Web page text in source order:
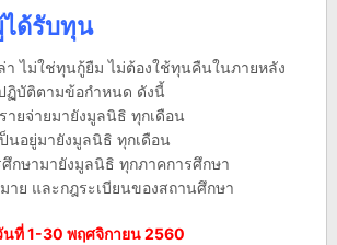
ด้รับทุน
า ไม่ใช่ทุนกู้ยืม ไม่ต้องใช้ทุนคืนในภายหลัง
ฏิบัติตามข้อกำหนด ดังนี้
ายจ่ายมายังมูลนิธิ ทุกเดือน
นอยู่มายังมูลนิธิ ทุกเดือน
กษามายังมูลนิธิ ทุกภาคการศึกษา
าย และกฎระเบียนของสถานศึกษา
นที่ 1-30 พฤศจิกายน 2560